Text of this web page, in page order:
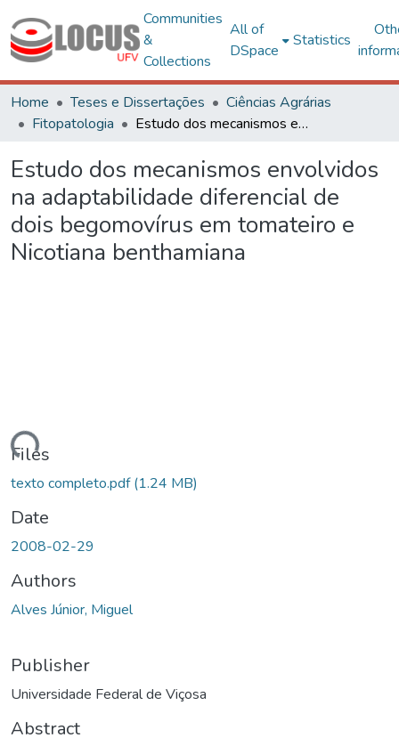
Communities
&
Collections
All of
DSpace
Statistics
Home Teses e Dissertações
Ciências Agrárias
Fitopatologia
Estudo dos mecanismos envolvidos na adaptabilidade diferencial de dois begomovírus em tomateiro e Nicotiana benthamiana
Estudo dos mecanismos envolvidos
na adaptabilidade diferencial de
dois begomovírus em tomateiro e
Nicotiana benthamiana
Files
texto completo.pdf(1.24 MB)
Date
2008-02-29
Authors
Alves Júnior, Miguel
Publisher
Universidade Federal de Viçosa
Abstract